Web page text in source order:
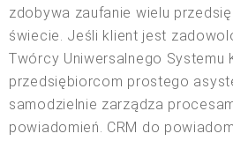
zdobywa zaufanie wielu
świecie. Jeśli klient jest
Twórcy Uniwersalnego Systemu
przedsiębiorcom prostego
samodzielnie zarządza
powiadomień. CRM do